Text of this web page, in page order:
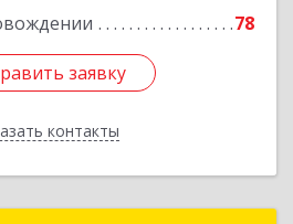
78
заявку
контакты
заявку
Назад